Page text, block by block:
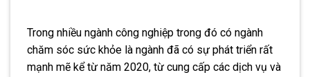
Trong nhiều ngành công nghiệp trong đó có ngành
chăm sóc sức khỏe là ngành đã có sự phát triển rất
mạnh mẽ kể từ năm 2020, từ cung cấp các dịch vụ và